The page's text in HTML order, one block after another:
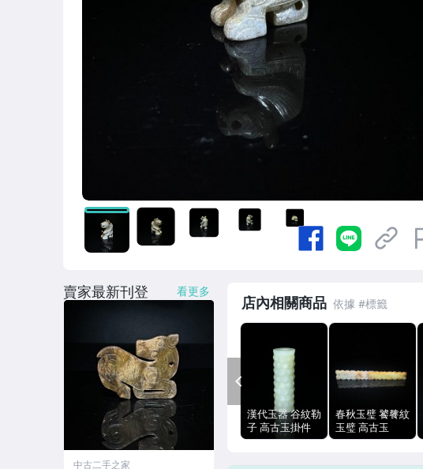
店內相關商品
漢代玉器 谷紋勒
子 高古玉掛件
穿孔 自然沁色
春秋玉璧 饕餮紋
玉璧 高古玉
130.6mm 透光
PREV
賣家最新刊登 看更多
中古二手之家